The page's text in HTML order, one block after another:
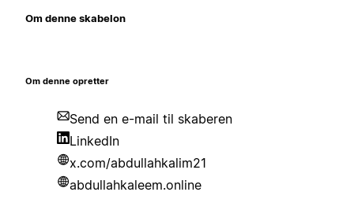
Om denne skabelon
Om denne opretter
Send en e-mail til skaberen
LinkedIn
x.com/abdullahkalim21
abdullahkaleem.online